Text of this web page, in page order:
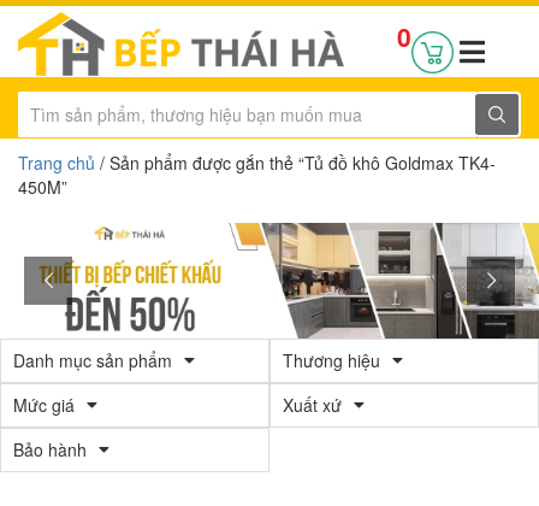
0
Trang chủ / Sản phẩm được gắn thẻ “Tủ đồ khô Goldmax TK4-
450M”
Danh mục sản phẩm
Thương hiệu
Mức giá
Xuất xứ
Bảo hành